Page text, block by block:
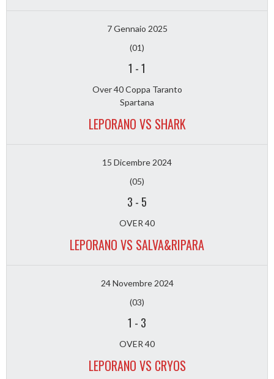
7 Gennaio 2025
(01)
1 -1
Over 40 Coppa Taranto
Spartana
LEPORANO VS SHARK
15 Dicembre 2024
(05)
3 - 5
OVER 40
LEPORANO VS SALVA&RIPARA
24 Novembre 2024
(03)
1 - 3
OVER 40
LEPORANO VS CRYOS